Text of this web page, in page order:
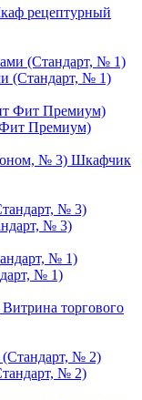
рецептурный
(Стандарт, № 1)
Фит Премиум)
Шкафчик
№ 3)
№ 1)
Витрина торгового
№ 2)